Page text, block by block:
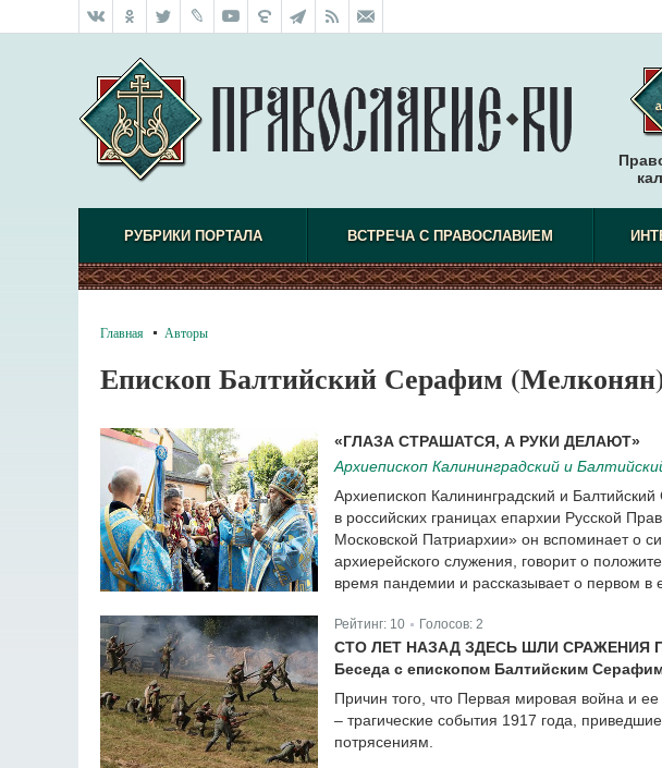
РУБРИКИ ПОРТАЛА ВСТРЕЧА С ПРАВОСЛАВИЕМ
Главная Авторы
Епископ Балтийский Серафим
«ГЛАЗА СТРАШАТСЯ, А РУКИ ДЕЛАЮТ»
Архиепископ Калининградский и
Архиепископ Калининградский и
в российских границах епархии Русской
Московской Патриархии» он вспоминает о
архиерейского служения, говорит о
время пандемии и рассказывает о первом
Рейтинг: 10 Голосов: 2
СТО ЛЕТ НАЗАД ЗДЕСЬ ШЛИ СРАЖЕНИЯ
Беседа с епископом Балтийским
Причин того, что Первая мировая война и
– трагические события 1917 года,
потрясениям.